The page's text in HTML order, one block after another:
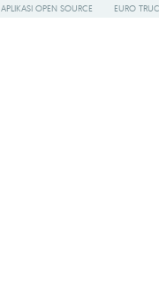
APLIKASI OPEN SOURCE EURO